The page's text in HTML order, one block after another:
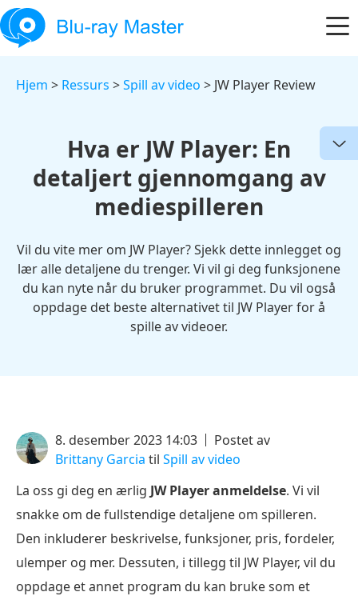
Hjem > Ressurs >Spill av video > JW Player Review
Hva er JW Player: En
detaljert gjennomgang av
mediespilleren
Vil du vite mer om JW Player? Sjekk dette innlegget og
lær alle detaljene du trenger. Vi vil gi deg funksjonene
du kan nyte når du bruker programmet. Du vil også
oppdage det beste alternativet til JW Player for å
spille av videoer.
8. desember 2023 14:03
Postet av
Brittany Garcia til Spill av video
La oss gi deg en ærlig JW Player anmeldelse. Vi vil
snakke om de fullstendige detaljene om spilleren.
Den inkluderer beskrivelse, funksjoner, pris, fordeler,
ulemper og mer. Dessuten, i tillegg til JW Player, vil du
oppdage et annet program du kan bruke som et